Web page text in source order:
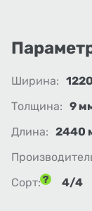
Ширина:
Толщина: 9
Длина: 2440
Сорт:
4/4